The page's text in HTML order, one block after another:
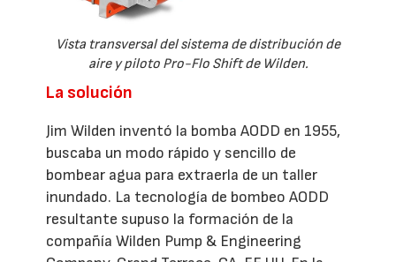
Vista transversal del sistema de distribución de
aire y piloto Pro-Flo Shift de Wilden.
La solución
Jim Wilden inventó la bomba AODD en 1955,
buscaba un modo rápido y sencillo de
bombear agua para extraerla de un taller
inundado. La tecnología de bombeo AODD
resultante supuso la formación de la
compañía Wilden Pump & Engineering